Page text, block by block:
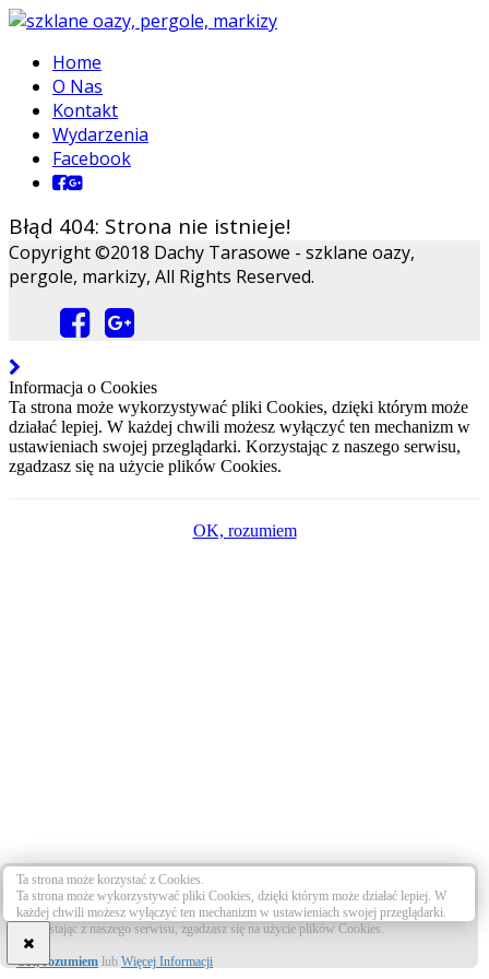
Home
O Nas
Kontakt
Wydarzenia
Facebook
Błąd 404: Strona nie istnieje!
Copyright ©2018 Dachy Tarasowe - szklane oazy,
pergole, markizy, All Rights Reserved.
Ta strona może korzystać z Cookies.
Ta strona może wykorzystywać pliki Cookies, dzięki którym może działać lepiej. W
każdej chwili możesz wyłączyć ten mechanizm w ustawieniach swojej przeglądarki.
Korzystając z naszego serwisu, zgadzasz się na użycie plików Cookies.
OK, rozumiem lub Więcej Informacji
Informacja o Cookies
Ta strona może wykorzystywać pliki Cookies, dzięki którym może
działać lepiej. W każdej chwili możesz wyłączyć ten mechanizm w
ustawieniach swojej przeglądarki. Korzystając z naszego serwisu,
zgadzasz się na użycie plików Cookies.
OK, rozumiem